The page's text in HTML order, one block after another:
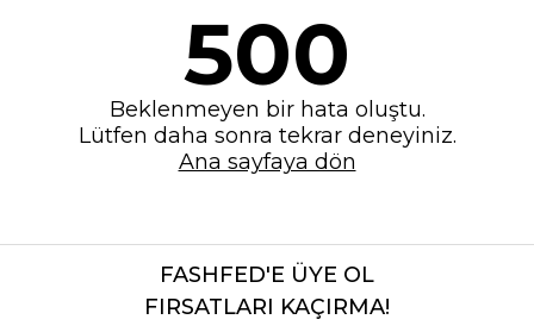
500
Beklenmeyen bir hata oluştu.
Lütfen daha sonra tekrar deneyiniz.
Ana sayfaya dön
FASHFED'E ÜYE OL
FIRSATLARI KAÇIRMA!